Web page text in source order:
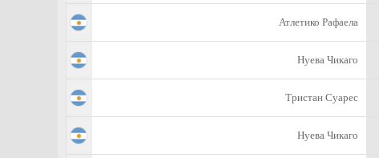
Атлетико Рафаела
Нуева Чикаго
Тристан Суарес
Нуева Чикаго